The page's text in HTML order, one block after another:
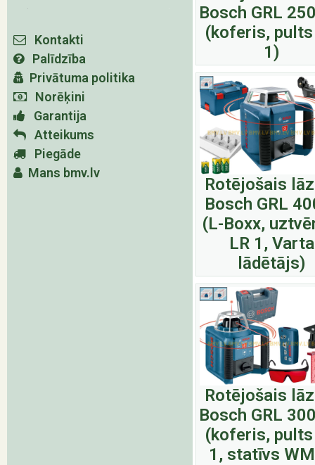
Kontakti
Palīdzība
Privātuma politika
Norēķini
Garantija
Atteikums
Piegāde
Mans bmv.lv
Bosch GRL
(koferis, pults
1)
Rotējošais
Bosch GRL
(L-Boxx,
LR 1, Varta
lādētājs)
Rotējošais
Bosch GRL
(koferis, pults
1, statīvs